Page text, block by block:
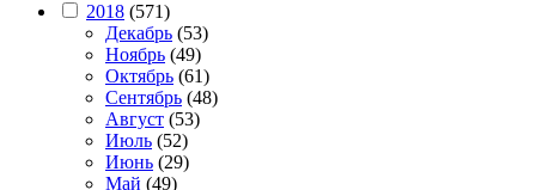
2018 (571)
Декабрь (53)
Ноябрь (49)
Октябрь (61)
Сентябрь (48)
Август (53)
Июль (52)
Июнь (29)
Май (49)